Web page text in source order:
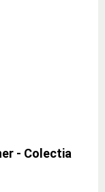
- Colectia